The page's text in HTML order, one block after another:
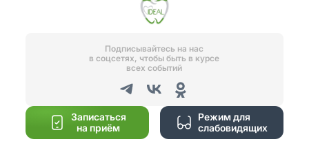
Подписывайтесь на нас
в соцсетях, чтобы быть в курсе
всех событий
Режим для
слабовидящих
Записаться
на приём